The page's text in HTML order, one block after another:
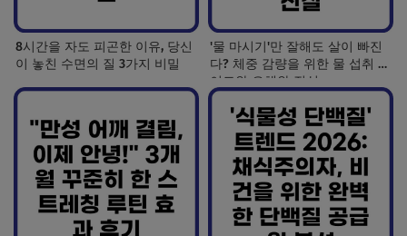
8시간을 자도 피곤한 이유, 당신
이 놓친 수면의 질 3가지 비밀
'물 마시기'만 잘해도 살이 빠진
다? 체중 감량을 위한 물 섭취 가
이드와 오해와 진실